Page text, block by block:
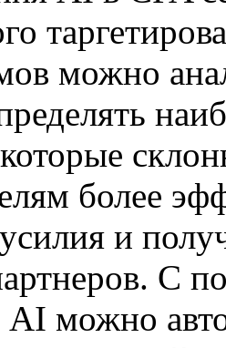
можно
более
и
С
AI можно